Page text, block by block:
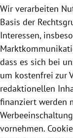
Wir verarbeiten
Basis der
Interessen,
dass es sich bei
um kostenfrei zur
redaktionellen
finanziert werden
vornehmen.